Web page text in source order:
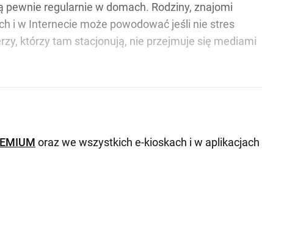
pewnie regularnie w domach. Rodziny, znajomi
i w Internecie może powodować jeśli nie stres
którzy tam stacjonują, nie przejmuje się mediami
oraz we wszystkich e-kioskach i w aplikacjach